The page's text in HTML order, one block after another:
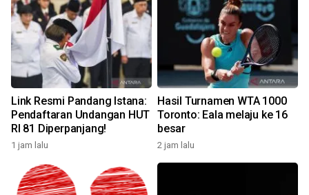
Link Resmi Pandang Istana:
Pendaftaran Undangan HUT
RI 81 Diperpanjang!
1 jam lalu
Hasil Turnamen WTA 1000
Toronto: Eala melaju ke 16
besar
2 jam lalu